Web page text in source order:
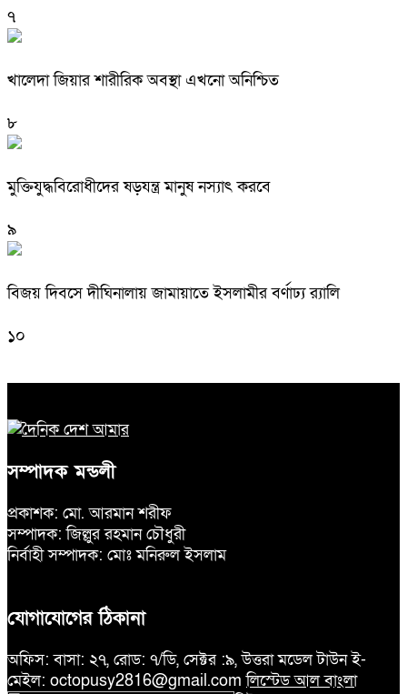
৭
খালেদা জিয়ার শারীরিক অবস্থা এখনো অনিশ্চিত
৮
মুক্তিযুদ্ধবিরোধীদের ষড়যন্ত্র মানুষ নস্যাৎ করবে
৯
বিজয় দিবসে দীঘিনালায় জামায়াতে ইসলামীর বর্ণাঢ্য র‍্যালি
১০
সম্পাদক মন্ডলী
প্রকাশক: মো. আরমান শরীফ
সম্পাদক: জিল্লুর রহমান চৌধুরী
নির্বাহী সম্পাদক: মোঃ মনিরুল ইসলাম
যোগাযোগের ঠিকানা
অফিস: বাসা: ২৭, রোড: ৭/ডি, সেক্টর :৯, উত্তরা মডেল টাউন ই-
মেইল: octopusy2816@gmail.comলিস্টেড আল বাংলা